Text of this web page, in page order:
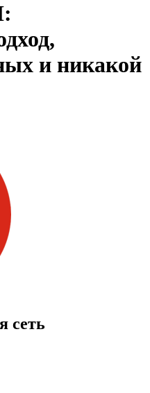
и никакой
сеть